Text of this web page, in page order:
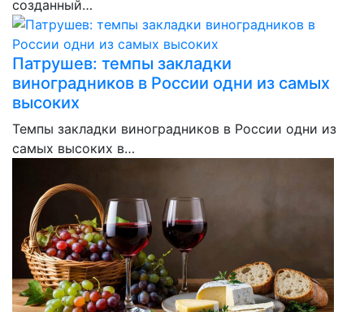
созданный…
Патрушев: темпы закладки
виноградников в России одни из самых
высоких
Темпы закладки виноградников в России одни из
самых высоких в…